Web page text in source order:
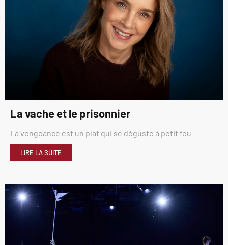
La vache et le prisonnier
La vengeance est un plat qui se déguste à petit feu
LIRE LA SUITE